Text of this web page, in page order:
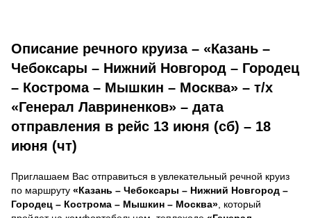
Описание речного круиза – «Казань –
Чебоксары – Нижний Новгород – Городец
– Кострома – Мышкин – Москва» – т/х
«Генерал Лавриненков» – дата
отправления в рейс 13 июня (сб) – 18
июня (чт)
Приглашаем Вас отправиться в увлекательный речной круиз
по маршруту «Казань – Чебоксары – Нижний Новгород –
Городец – Кострома – Мышкин – Москва» , который